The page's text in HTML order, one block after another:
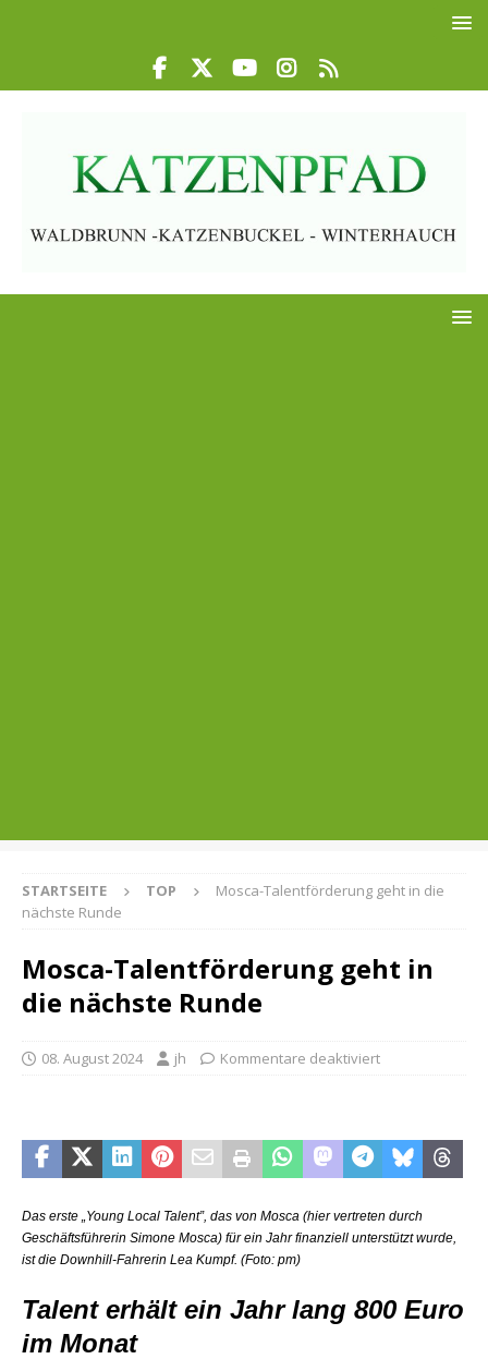
STARTSEITE TOP
Mosca-Talentförderung geht in die
nächste Runde
Mosca-Talentförderung geht in
die nächste Runde
08. August 2024 jh Kommentare deaktiviert
Das erste „Young Local Talent”, das von Mosca (hier vertreten durch
Geschäftsführerin Simone Mosca) für ein Jahr finanziell unterstützt wurde,
ist die Downhill-Fahrerin Lea Kumpf. (Foto: pm)
Talent erhält ein Jahr lang 800 Euro
im Monat